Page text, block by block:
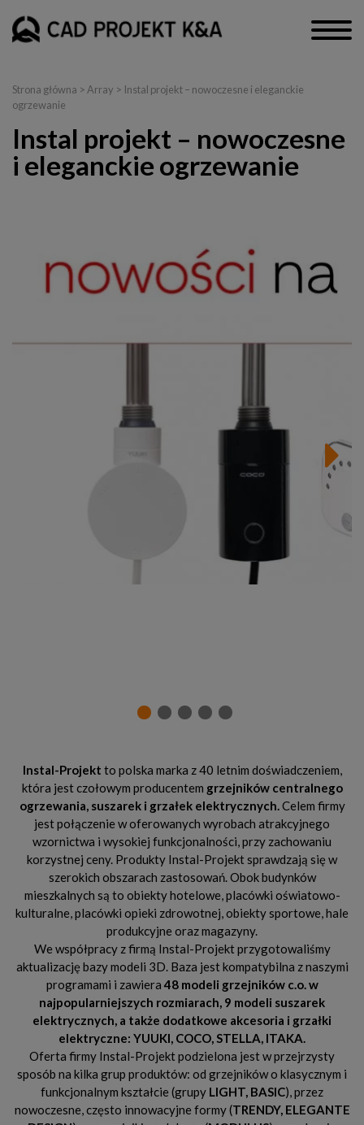
Strona główna > Array > Instal projekt – nowoczesne i eleganckie
ogrzewanie
Instal projekt – nowoczesne
i eleganckie ogrzewanie
Instal-Projekt to polska marka z 40 letnim doświadczeniem,
która jest czołowym producentem grzejników centralnego
ogrzewania, suszarek i grzałek elektrycznych.Celem firmy
jest połączenie w oferowanych wyrobach atrakcyjnego
wzornictwa i wysokiej funkcjonalności, przy zachowaniu
korzystnej ceny. Produkty Instal-Projekt sprawdzają się w
szerokich obszarach zastosowań. Obok budynków
mieszkalnych są to obiekty hotelowe, placówki oświatowo-
kulturalne, placówki opieki zdrowotnej, obiekty sportowe, hale
produkcyjne oraz magazyny.
We współpracy z firmą Instal-Projekt przygotowaliśmy
aktualizację bazy modeli 3D. Baza jest kompatybilna z naszymi
programami i zawiera 48 modeli grzejników c.o. w
najpopularniejszych rozmiarach, 9 modeli suszarek
elektrycznych, a także dodatkowe akcesoria i grzałki
elektryczne: YUUKI, COCO, STELLA, ITAKA.
Oferta firmy Instal-Projekt podzielona jest w przejrzysty
sposób na kilka grup produktów: od grzejników o klasycznym i
funkcjonalnym kształcie (grupy LIGHT, BASIC), przez
nowoczesne, często innowacyjne formy (TRENDY, ELEGANTE